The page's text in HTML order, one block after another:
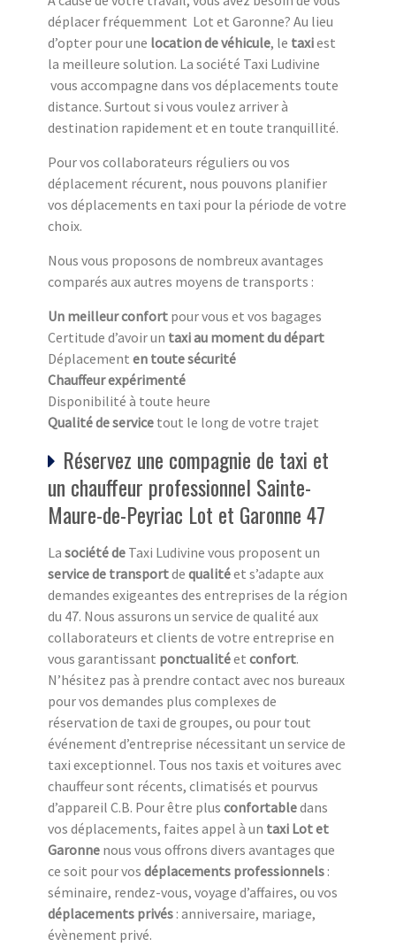
déplacer fréquemment Lot et Garonne? Au lieu
d’opter pour une location de véhicule, le taxiest
la meilleure solution. La société Taxi Ludivine
vous accompagne dans vos déplacements toute
distance. Surtout si vous voulez arriver à
destination rapidement et en toute tranquillité.
Pour vos collaborateurs réguliers ou vos
déplacement récurent, nous pouvons planifier
vos déplacements en taxi pour la période de votre
choix.
Nous vous proposons de nombreux avantages
comparés aux autres moyens de transports :
Un meilleur confort pour vous et vos bagages
Certitude d’avoir un taxi au moment du départ
Déplacement en toute sécurité
Chauffeur expérimenté
Disponibilité à toute heure
Qualité de service tout le long de votre trajet
Réservez une compagnie de taxi et
un chauffeur professionnel Sainte-
Maure-de-Peyriac Lot et Garonne 47
La société de Taxi Ludivine vous proposent un
service de transportde qualitéet s’adapte aux
demandes exigeantes des entreprises de la région
du 47. Nous assurons un service de qualité aux
collaborateurs et clients de votre entreprise en
vous garantissant ponctualitéet confort.
N’hésitez pas à prendre contact avec nos bureaux
pour vos demandes plus complexes de
réservation de taxi de groupes, ou pour tout
événement d’entreprise nécessitant un service de
taxi exceptionnel. Tous nos taxis et voitures avec
chauffeur sont récents, climatisés et pourvus
d’appareil C.B. Pour être plus confortabledans
vos déplacements, faites appel à un taxi Lot et
Garonne nous vous offrons divers avantages que
ce soit pour vos déplacements professionnels :
séminaire, rendez-vous, voyage d’affaires, ou vos
déplacements privés : anniversaire, mariage,
évènement privé.